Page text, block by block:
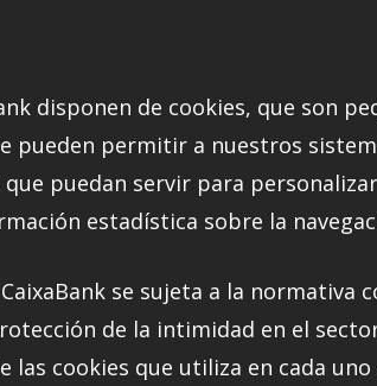
disponen de cookies, que son
pueden permitir a nuestros
puedan servir para
estadística sobre la
se sujeta a la
de la intimidad en el
las cookies que utiliza en cada